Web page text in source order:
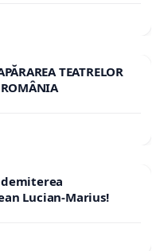
TEATRELOR
ROMÂNIA
demiterea
Lucian-Marius!